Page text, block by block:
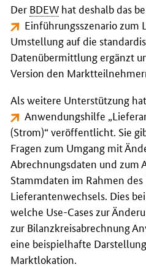
Der BDEW hat deshalb das
Einführungsszenario zum
Umstellung auf die
Datenübermittlung ergänzt
Version den
Als weitere Unterstützung
Anwendungshilfe
(Strom)“veröffentlicht. Sie
Fragen zum Umgang mit
Abrechnungsdaten und zum
Stammdaten im Rahmen
Lieferantenwechsels. Dies
welche Use-Cases zur
zur Bilanzkreisabrechnung
eine beispielhafte
Marktlokation.